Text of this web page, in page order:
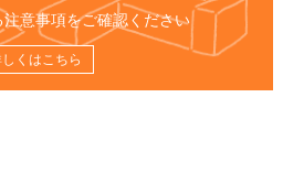
意事項をご確認ください
くはこちら